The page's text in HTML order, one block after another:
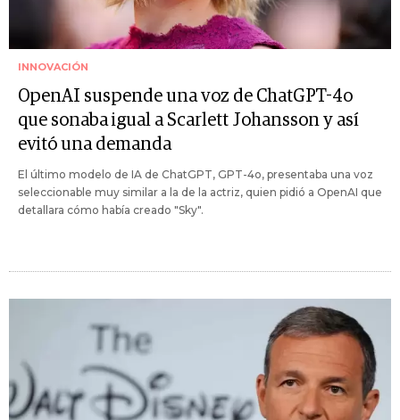
INNOVACIÓN
OpenAI suspende una voz de ChatGPT-4o
que sonaba igual a Scarlett Johansson y así
evitó una demanda
El último modelo de IA de ChatGPT, GPT-4o, presentaba una voz
seleccionable muy similar a la de la actriz, quien pidió a OpenAI que
detallara cómo había creado "Sky".